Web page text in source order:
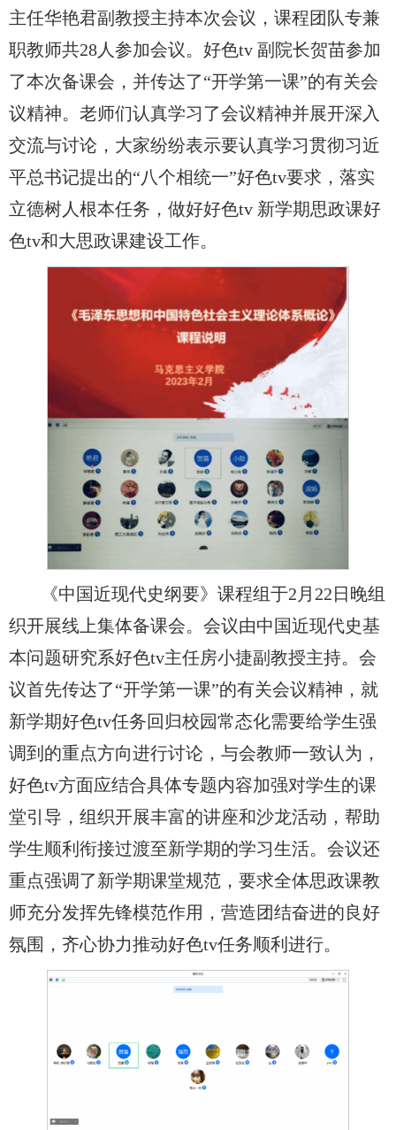
主任华艳君副教授主持本次会议，课程团队专兼
职教师共28人参加会议。好色tv 副院长贺苗参加
了本次备课会，并传达了“开学第一课”的有关会
议精神。老师们认真学习了会议精神并展开深入
交流与讨论，大家纷纷表示要认真学习贯彻习近
平总书记提出的“八个相统一”好色tv要求，落实
立德树人根本任务，做好好色tv 新学期思政课好
色tv和大思政课建设工作。
《中国近现代史纲要》课程组于2月22日晚组
织开展线上集体备课会。会议由中国近现代史基
本问题研究系好色tv主任房小捷副教授主持。会
议首先传达了“开学第一课”的有关会议精神，就
新学期好色tv任务回归校园常态化需要给学生强
调到的重点方向进行讨论，与会教师一致认为，
好色tv方面应结合具体专题内容加强对学生的课
堂引导，组织开展丰富的讲座和沙龙活动，帮助
学生顺利衔接过渡至新学期的学习生活。会议还
重点强调了新学期课堂规范，要求全体思政课教
师充分发挥先锋模范作用，营造团结奋进的良好
氛围，齐心协力推动好色tv任务顺利进行。